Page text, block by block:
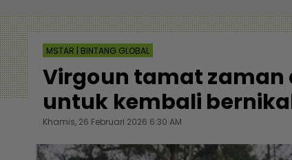
MSTAR | BINTANG GLOBAL
Virgoun tamat zaman
untuk kembali
Khamis, 26 Februari 2026 6:30 AM